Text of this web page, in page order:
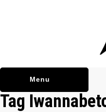
Menu
Tag